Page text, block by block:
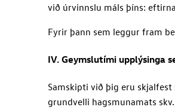
við úrvinnslu máls þíns:
Fyrir þann sem leggur fram
IV. Geymslutími upplýsinga
Samskipti við þig eru skjalfest
grundvelli hagsmunamats